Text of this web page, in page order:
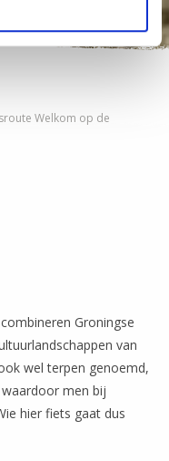
Welkom op de
Groningse
van
wel terpen genoemd,
men bij
hier fiets gaat dus